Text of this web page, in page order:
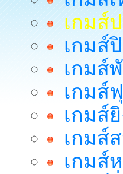
เกมส์
เกมส์
เกมส์
เกมส์
เกมส์
เกมส์
เกมส์